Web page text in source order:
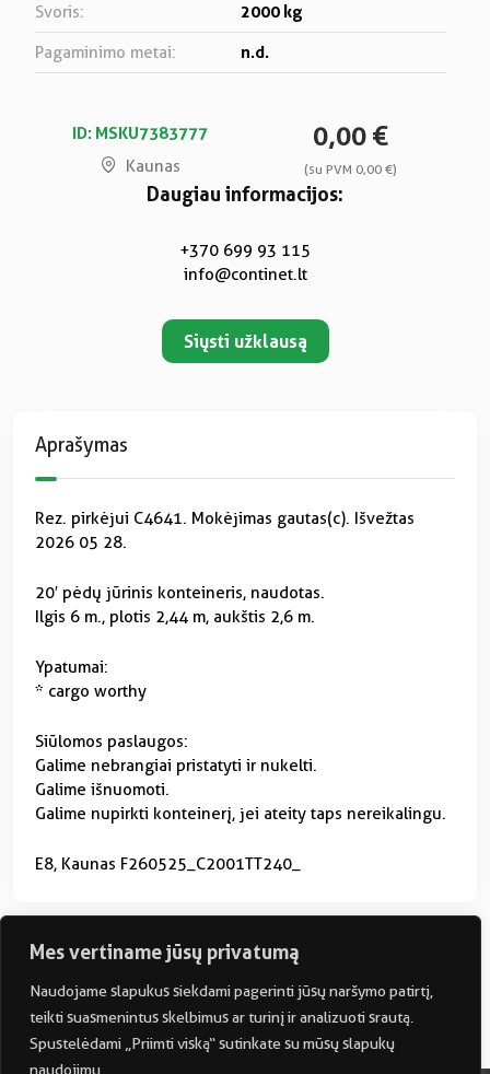
Mes vertiname jūsų privatumą
Naudojame slapukus siekdami pagerinti jūsų naršymo patirtį,
teikti suasmenintus skelbimus ar turinį ir analizuoti srautą.
Spustelėdami „Priimti viską“ sutinkate su mūsų slapukų
naudojimu.
Svoris: 2000 kg
Pagaminimo metai: n.d.
ID: MSKU7383777
Kaunas
0,00 €
(su PVM 0,00 €)
Daugiau informacijos:
+370 699 93 115
info@continet.lt
Siųsti užklausą
Aprašymas
Rez. pirkėjui C4641. Mokėjimas gautas(c). Išvežtas
2026 05 28.
20′ pėdų jūrinis konteineris, naudotas.
Ilgis 6 m., plotis 2,44 m, aukštis 2,6 m.
Ypatumai:
* cargo worthy
Siūlomos paslaugos:
Galime nebrangiai pristatyti ir nukelti.
Galime išnuomoti.
Galime nupirkti konteinerį, jei ateity taps nereikalingu.
E8, Kaunas F260525_C2001TT240_
Jus gali sudominti